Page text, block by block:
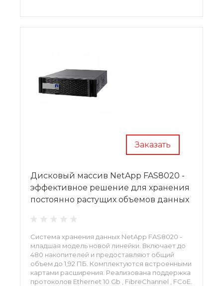
Заказать
Дисковый массив NetApp FAS8020 -
эффективное решение для хранения
постоянно растущих объемов данных
Система хранения данных NetApp FAS8020 -
младшая модель новой линейки. Включает до
480 накопителей и предоставляют общий
объем до 1,92 ПБ. Комплектуются встроенными
картами расширения. Реализована поддержка
протоколов Ethernet 10 Gb , FibreChannel , FCoE.